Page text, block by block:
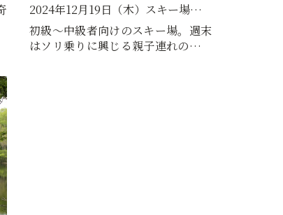
2024年12月19日（木）スキー場開き
初級～中級者向けのスキー場。週末
はソリ乗りに興じる親子連れの姿も